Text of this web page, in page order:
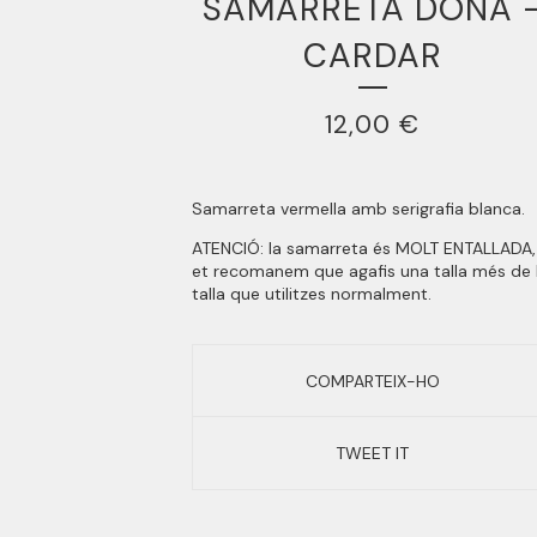
SAMARRETA DONA
CARDAR
12,00€
Samarreta vermella amb serigrafia blanca.
ATENCIÓ: la samarreta és MOLT ENTALLADA,
et recomanem que agafis una talla més de
talla que utilitzes normalment.
COMPARTEIX-HO
TWEET IT